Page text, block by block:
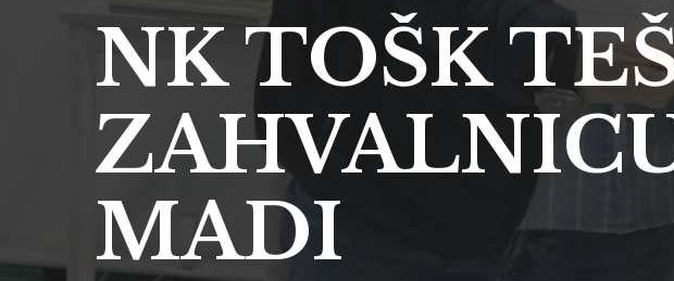
NK TOŠK
MADI